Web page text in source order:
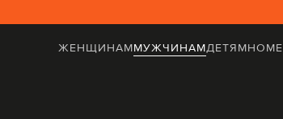
ЖЕНЩИНАММУЖЧИНАМДЕТЯМHOME